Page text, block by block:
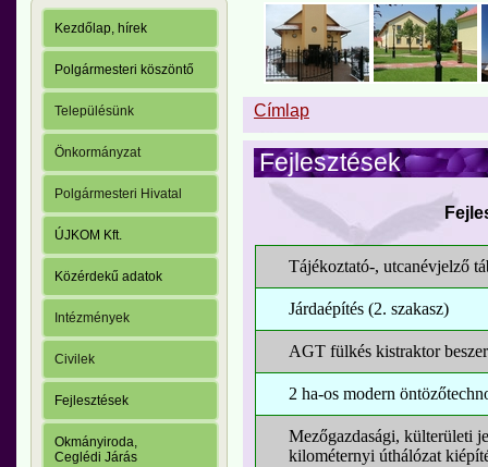
Kezdőlap, hírek
Polgármesteri köszöntő
Településünk
Önkormányzat
Polgármesteri Hivatal
ÚJKOM Kft.
Közérdekű adatok
Intézmények
Civilek
Fejlesztések
Okmányiroda,
Ceglédi Járás
Címlap
Fejlesztések
Tájékoztató-, utcanévjelző
Járdaépítés (2. szakasz)
AGT fülkés kistraktor
2 ha-os modern
Mezőgazdasági, külterületi
kilométernyi úthálózat